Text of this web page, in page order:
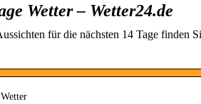
Wetter – Wetter24.de
für die nächsten 14 Tage finden